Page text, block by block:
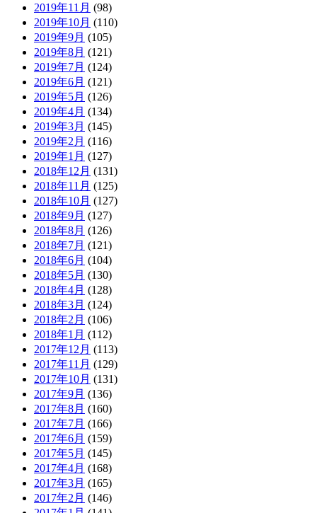
2019年11月 (98)
2019年10月 (110)
2019年9月 (105)
2019年8月 (121)
2019年7月 (124)
2019年6月 (121)
2019年5月 (126)
2019年4月 (134)
2019年3月 (145)
2019年2月 (116)
2019年1月 (127)
2018年12月 (131)
2018年11月 (125)
2018年10月 (127)
2018年9月 (127)
2018年8月 (126)
2018年7月 (121)
2018年6月 (104)
2018年5月 (130)
2018年4月 (128)
2018年3月 (124)
2018年2月 (106)
2018年1月 (112)
2017年12月 (113)
2017年11月 (129)
2017年10月 (131)
2017年9月 (136)
2017年8月 (160)
2017年7月 (166)
2017年6月 (159)
2017年5月 (145)
2017年4月 (168)
2017年3月 (165)
2017年2月 (146)